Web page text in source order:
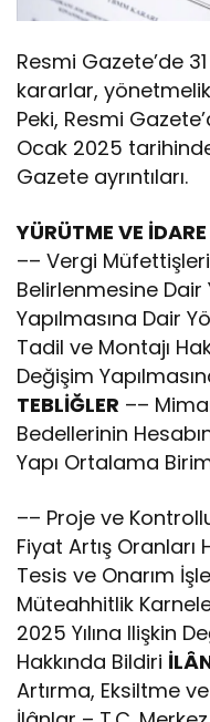
Resmi Gazete’de
kararlar,
Peki, Resmi
Ocak 2025
Gazete ayrıntıları.
YÜRÜTME VE
–– Vergi
Belirlenmesine
Yapılmasına Dair
Tadil ve Montajı
Değişim
TEBLİĞLER ––
Bedellerinin
Yapı Ortalama
–– Proje ve
Fiyat Artış Oranları
Tesis ve Onarım
Müteahhitlik
2025 Yılına Ilişkin
Hakkında Bildiri
Artırma, Eksiltme